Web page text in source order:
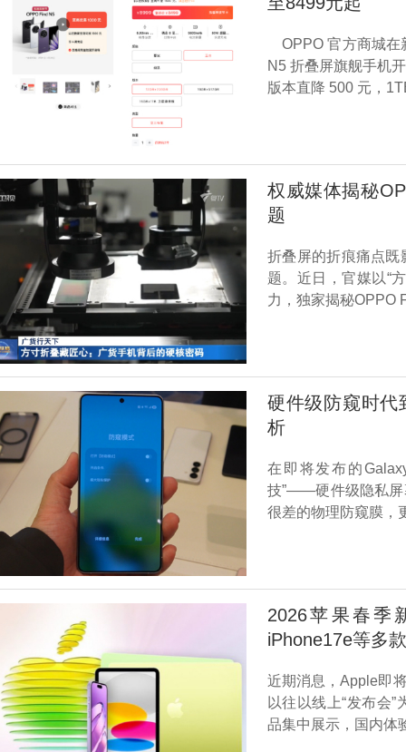
OPPO 官方商城在
N5 折叠屏旗舰手机
版本直降 500 元，
权威媒体揭秘
题
折叠屏的折痕痛点既
题。近日，官媒以“
力，独家揭秘OPPO
硬件级防窥时代
析
在即将发布的
技”——硬件级隐私屏
很差的物理防窥膜，
2026苹果春季
iPhone17e等多
近期消息，Apple即
以往以线上“发布会
品集中展示，国内体